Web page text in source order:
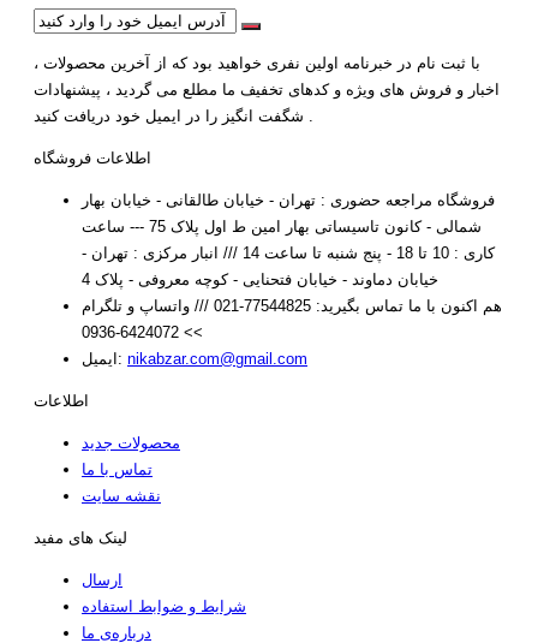
با ثبت نام در خبرنامه اولین نفری خواهید بود که از آخرین محصولات ،
اخبار و فروش های ویژه و کدهای تخفیف ما مطلع می گردید ، پیشنهادات
اطلاعات فروشگاه
فروشگاه مراجعه حضوری : تهران - خیابان طالقانی - خیابان بهار
شمالی - کانون تاسیساتی بهار امین ط اول پلاک 75 --- ساعت
کاری : 10 تا 18 - پنج شنبه تا ساعت 14 /// انبار مرکزی : تهران -
خیابان دماوند - خیابان فتحنایی - کوچه معروفی - پلاک 4
هم اکنون با ما تماس بگیرید:
77544825-021 /// واتساپ و تلگرام
>> 6424072-0936
ایمیل: nikabzar.com@gmail.com
اطلاعات
محصولات جدید
تماس با ما
نقشه سایت
لینک های مفید
ارسال
شرایط و ضوابط استفاده
درباره‌ی ما